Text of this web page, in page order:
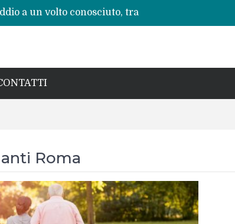
a un volto conosciuto, tra
rinascita del centro storico
noti e interventi necessari
Agata Mariano e le sfide del
Roma